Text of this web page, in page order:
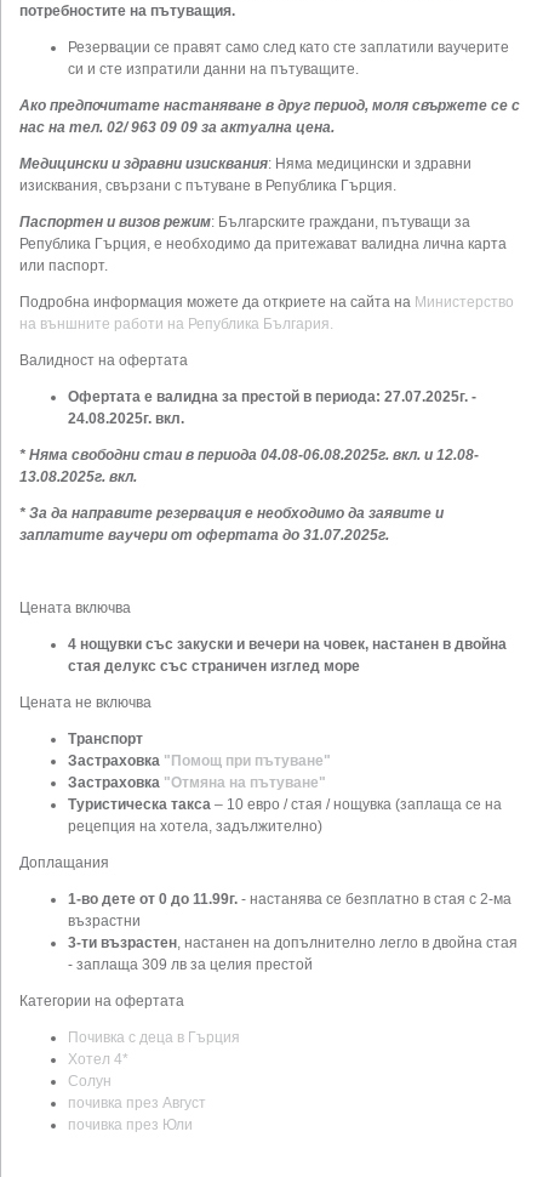
потребностите на пътуващия.
Резервации се правят само след като сте заплатили ваучерите
си и сте изпратили данни на пътуващите.
Ако предпочитате настаняване в друг период, моля свържете се с
нас на тел. 02/ 963 09 09 за актуална цена.
Медицински и здравни изисквания: Няма медицински и здравни
изисквания, свързани с пътуване в Република Гърция.
Паспортен и визов режим: Българските граждани, пътуващи за
Република Гърция, е необходимо да притежават валидна лична карта
или паспорт.
Подробна информация можете да откриете на сайта на Министерство
на външните работи на Република България.
Валидност на офертата
Офертата е валидна за престой в периода: 27.07.2025г. -
24.08.2025г. вкл.
* Няма свободни стаи в периода 04.08-06.08.2025г. вкл. и 12.08-
13.08.2025г. вкл.
* За да направите резервация е необходимо да заявите и
заплатите ваучери от офертата до 31.07.2025г.
Цената включва
4 нощувки със закуски и вечери на човек, настанен в двойна
стая делукс със страничен изглед море
Цената не включва
Транспорт
Застраховка "Помощ при пътуване"
Застраховка "Отмяна на пътуване"
Туристическа такса – 10 евро / стая / нощувка (заплаща се на
рецепция на хотела, задължително)
Доплащания
1-во дете от 0 до 11.99г. - настанява се безплатно в стая с 2-ма
възрастни
3-ти възрастен, настанен на допълнително легло в двойна стая
- заплаща 309 лв за целия престой
Категории на офертата
Почивка с деца в Гърция
Хотел 4*
Солун
почивка през Август
почивка през Юли